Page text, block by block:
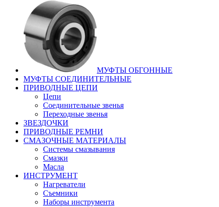
МУФТЫ ОБГОННЫЕ
МУФТЫ СОЕДИНИТЕЛЬНЫЕ
ПРИВОДНЫЕ ЦЕПИ
Цепи
Соединительные звенья
Переходные звенья
ЗВЕЗДОЧКИ
ПРИВОДНЫЕ РЕМНИ
СМАЗОЧНЫЕ МАТЕРИАЛЫ
Системы смазывания
Смазки
Масла
ИНСТРУМЕНТ
Нагреватели
Съемники
Наборы инструмента